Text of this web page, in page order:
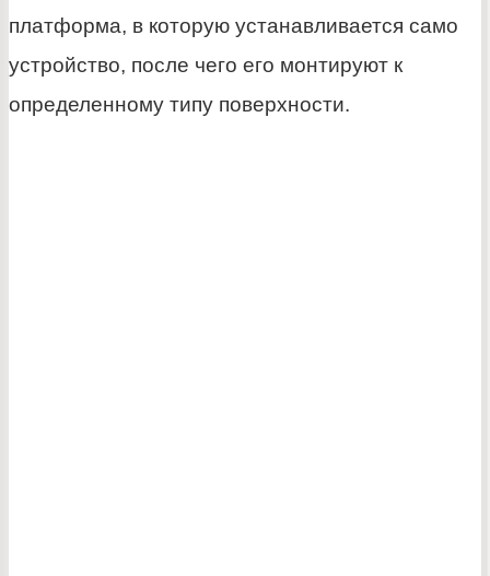
платформа, в которую устанавливается само
устройство, после чего его монтируют к
определенному типу поверхности.